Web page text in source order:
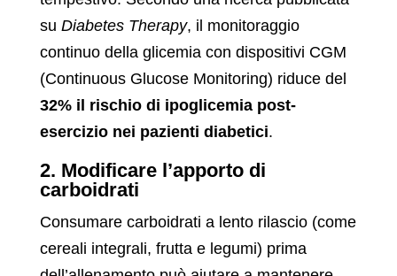
su Diabetes Therapy, il monitoraggio
continuo della glicemia con dispositivi CGM
(Continuous Glucose Monitoring) riduce del
32% il rischio di ipoglicemia post-
esercizio nei pazienti diabetici.
2. Modificare l’apporto di
carboidrati
Consumare carboidrati a lento rilascio (come
cereali integrali, frutta e legumi) prima